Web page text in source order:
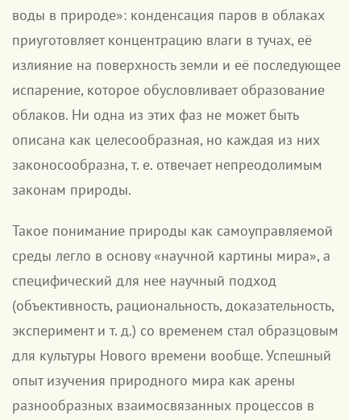
воды в природе»: конденсация паров в облаках
приуготовляет концентрацию влаги в тучах, её
излияние на поверхность земли и её последующее
испарение, которое обусловливает образование
облаков. Ни одна из этих фаз не может быть
описана как целесообразная, но каждая из них
законосообразна, т. е. отвечает непреодолимым
законам природы.
Такое понимание природы как самоуправляемой
среды легло в основу «научной картины мира», а
специфический для нее научный подход
(объективность, рациональность, доказательность,
эксперимент и т. д.) со временем стал образцовым
для культуры Нового времени вообще. Успешный
опыт изучения природного мира как арены
разнообразных взаимосвязанных процессов в